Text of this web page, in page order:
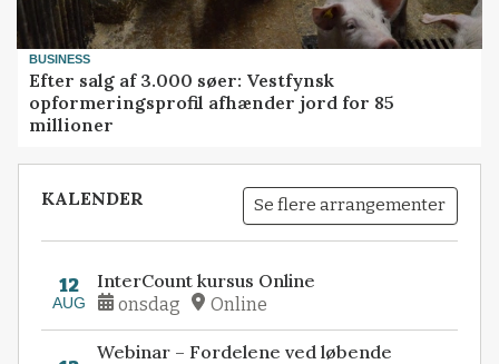
BUSINESS
Efter salg af 3.000 søer: Vestfynsk
opformeringsprofil afhænder jord for 85
millioner
KALENDER Se flere arrangementer
12
AUG
InterCount kursus Online
onsdag Online
Webinar – Fordelene ved løbende